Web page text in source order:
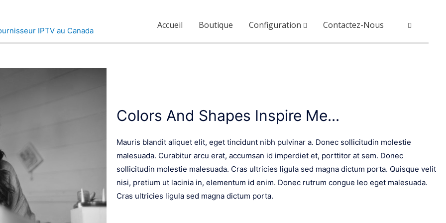
Accueil Boutique Configuration Contactez-Nous
Colors And Shapes Inspire Me...
Mauris blandit aliquet elit, eget tincidunt nibh pulvinar a. Donec sollicitudin molestie
malesuada. Curabitur arcu erat, accumsan id imperdiet et, porttitor at sem. Donec
sollicitudin molestie malesuada. Cras ultricies ligula sed magna dictum porta. Quisque velit
nisi, pretium ut lacinia in, elementum id enim. Donec rutrum congue leo eget malesuada.
Cras ultricies ligula sed magna dictum porta.